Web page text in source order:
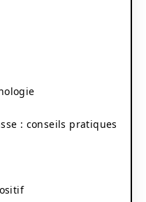
: conseils pratiques